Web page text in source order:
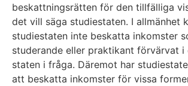
beskattningsrätten för den tillfälliga
det vill säga studiestaten. I allmänhet
studiestaten inte beskatta inkomster
studerande eller praktikant förvärvat i
staten i fråga. Däremot har
att beskatta inkomster för vissa